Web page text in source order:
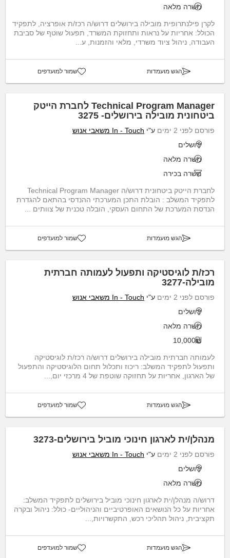
משרה מלאה
לקרן פילנתרופית מובילה בירושלים דרוש/ה רכז/ת אופרציה, לתפקיד
הכולל: אחריות על נראות ותחזוקת המשרד, תפעול שוטף של סביבת
העבודה, ניהול ציוד משרדי, מלאי והזמנות, ע...
הגש מועמדות שמור למועדפים
Technical Program Manager לחברת הייטק
ביטחונית מובילה בירושלים- 3275
פורסם לפני 2 ימים ע"י In - Touch משאבי אנוש
ירושלים
משרה מלאה
משרה בכירה
לחברת הייטק ביטחונית דרוש/ה Technical Program Manager
לתפקיד המשלב : הובלת התכן המערכתי ההנדסי בהתאם להגדרת
הנדסת המערכת של התחום העסקי, הובלה טכנית של צוותים ...
הגש מועמדות שמור למועדפים
רכז/ת לוגיסטיקה ותפעול לעמותה חברתית
מובילה-3277
פורסם לפני 2 ימים ע"י In - Touch משאבי אנוש
ירושלים
משרה מלאה
10,000₪
לעמותה חברתית מובילה בירושלים דרוש/ה רכז/ת לוגיסטיקה
ותפעול לתפקיד המשלב: ריכוז ותכלול תחום הלוגיסטיקה והתפעול
של הארגון, אחריות על תחזוקה שוטפת של 4 מרכזי יום,...
הגש מועמדות שמור למועדפים
מנהלן/ית לארגון חינוכי מוביל בירושלים-3273
פורסם לפני 2 ימים ע"י In - Touch משאבי אנוש
ירושלים
משרה מלאה
דרוש/ה מנהלן/ית לארגון חינוכי מוביל בירושלים לתפקיד המשלב:
אחריות על כל הנושאים האופרטיביים והניהוליים- כולל: ניהול ובקרה
תקציבית, ניהול תהליכי רכש, התקשרויות,...
הגש מועמדות שמור למועדפים